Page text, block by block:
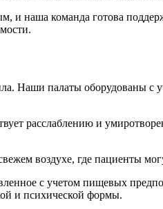
наша команда готова
Наши палаты оборудованы с
расслаблению и
воздухе, где пациенты
с учетом пищевых
и психической формы.